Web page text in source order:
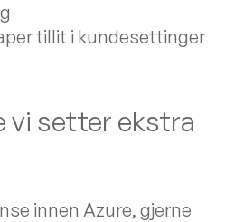
tillit i kundesettinger
vi setter ekstra
innen Azure, gjerne